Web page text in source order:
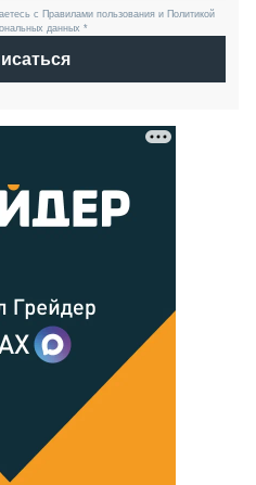
с Правилами пользования и Политикой
данных *